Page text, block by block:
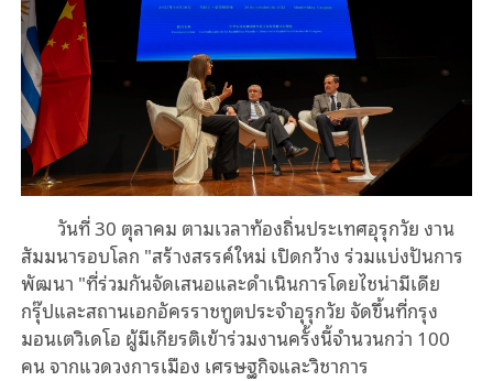
วันที่ 30 ตุลาคม ตามเวลาท้องถิ่นประเทศอุรุกวัย งาน
สัมมนารอบโลก "สร้างสรรค์ใหม่ เปิดกว้าง ร่วมแบ่งปันการ
พัฒนา "ที่ร่วมกันจัดเสนอและดำเนินการโดยไชน่ามีเดีย
กรุ๊ปและสถานเอกอัครราชทูตประจำอุรุกวัย จัดขึ้นที่กรุง
มอนเตวิเดโอ ผู้มีเกียรติเข้าร่วมงานครั้งนี้จำนวนกว่า 100
คน จากแวดวงการเมือง เศรษฐกิจและวิชาการ